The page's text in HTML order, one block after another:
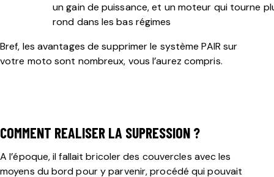
un gain de puissance, et un moteur qui tourne
rond dans les bas régimes
Bref, les avantages de supprimer le système PAIR sur
votre moto sont nombreux, vous l’aurez compris.
COMMENT REALISER LA SUPRESSION ?
A l’époque, il fallait bricoler des couvercles avec les
moyens du bord pour y parvenir, procédé qui pouvait